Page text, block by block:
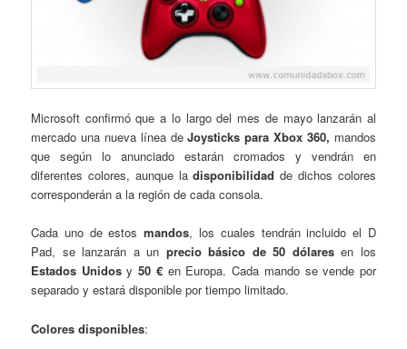
Microsoft confirmó que a lo largo del mes de mayo lanzarán al
mercado una nueva línea deJoysticks para Xbox 360, mandos
que según lo anunciado estarán cromados y vendrán en
diferentes colores, aunque ladisponibilidad de dichos colores
corresponderán a la región de cada consola.
Cada uno de estosmandos, los cuales tendrán incluido el D
Pad, se lanzarán a un precio básico de 50 dólaresen los
Estados Unidosy50 €en Europa. Cada mando se vende por
separado y estará disponible por tiempo limitado.
Colores disponibles: